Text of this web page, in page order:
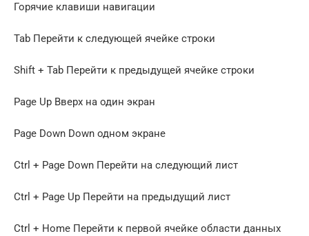
Горячие клавиши навигации
Tab Перейти к следующей ячейке строки
Shift + Tab Перейти к предыдущей ячейке строки
Page Up Вверх на один экран
Page Down Down одном экране
Ctrl + Page Down Перейти на следующий лист
Ctrl + Page Up Перейти на предыдущий лист
Ctrl + Home Перейти к первой ячейке области данных